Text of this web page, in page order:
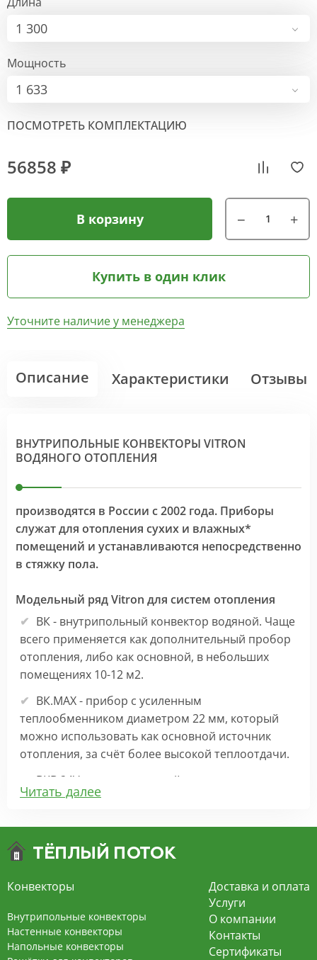
1 300
Мощность
1 633
ПОСМОТРЕТЬ КОМПЛЕКТАЦИЮ
56858 ₽
В корзину
Купить в один клик
Уточните наличие у менеджера
Описание Характеристики Отзывы
ВНУТРИПОЛЬНЫЕ КОНВЕКТОРЫ VITRON
ВОДЯНОГО ОТОПЛЕНИЯ
производятся в России с 2002 года. Приборы
служат для отопления сухих и влажных*
помещений и устанавливаются непосредственно
в стяжку пола.
Модельный ряд Vitron для систем отопления
ВК - внутрипольный конвектор водяной. Чаще
всего применяется как дополнительный пробор
отопления, либо как основной, в небольших
помещениях 10-12 м2.
ВК.МАХ - прибор с усиленным
теплообменником диаметром 22 мм, который
можно использовать как основной источник
отопления, за счёт более высокой теплоотдачи.
ВКВ 24V – внутрипольный конвектор
отопления с вентилятором на 24В подходит для
экономит электроэнергию и бесшумно работает.
конвекцией на 220В. За счет тангенциального
вентилятора создает принудительную
конвекцию, что позволяет обогревать
помещения большой площади.
Читать далее
Конвекторы
Внутрипольные конвекторы
Настенные конвекторы
Напольные конвекторы
Доставка и оплата
Услуги
О компании
Контакты
Сертификаты